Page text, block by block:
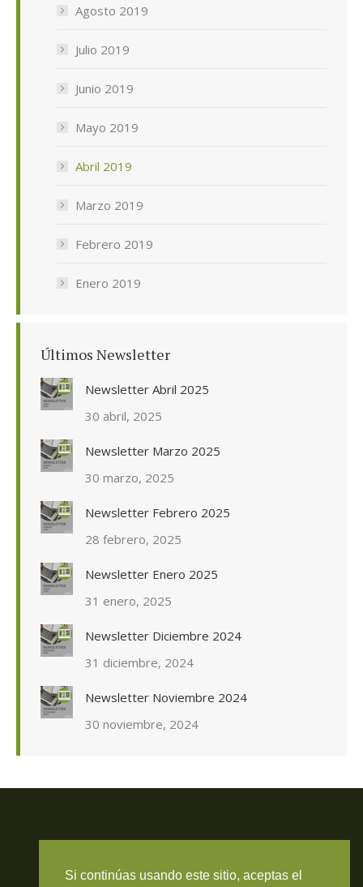
Agosto 2019
Julio 2019
Junio 2019
Mayo 2019
Abril 2019
Marzo 2019
Febrero 2019
Enero 2019
Últimos Newsletter
Newsletter Abril 2025
30 abril, 2025
Newsletter Marzo 2025
30 marzo, 2025
Newsletter Febrero 2025
28 febrero, 2025
Newsletter Enero 2025
31 enero, 2025
Newsletter Diciembre 2024
31 diciembre, 2024
Newsletter Noviembre 2024
30 noviembre, 2024
© 2026 Todos los derechos reservados. RIF J-000371423
Si continúas usando este sitio, aceptas el